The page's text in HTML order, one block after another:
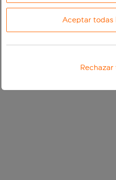
Aceptar todas
Rechazar